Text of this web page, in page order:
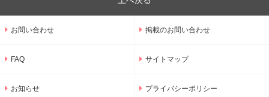
お問い合わせ 掲載のお問い合わせ
FAQ サイトマップ
お知らせ プライバシーポリシー